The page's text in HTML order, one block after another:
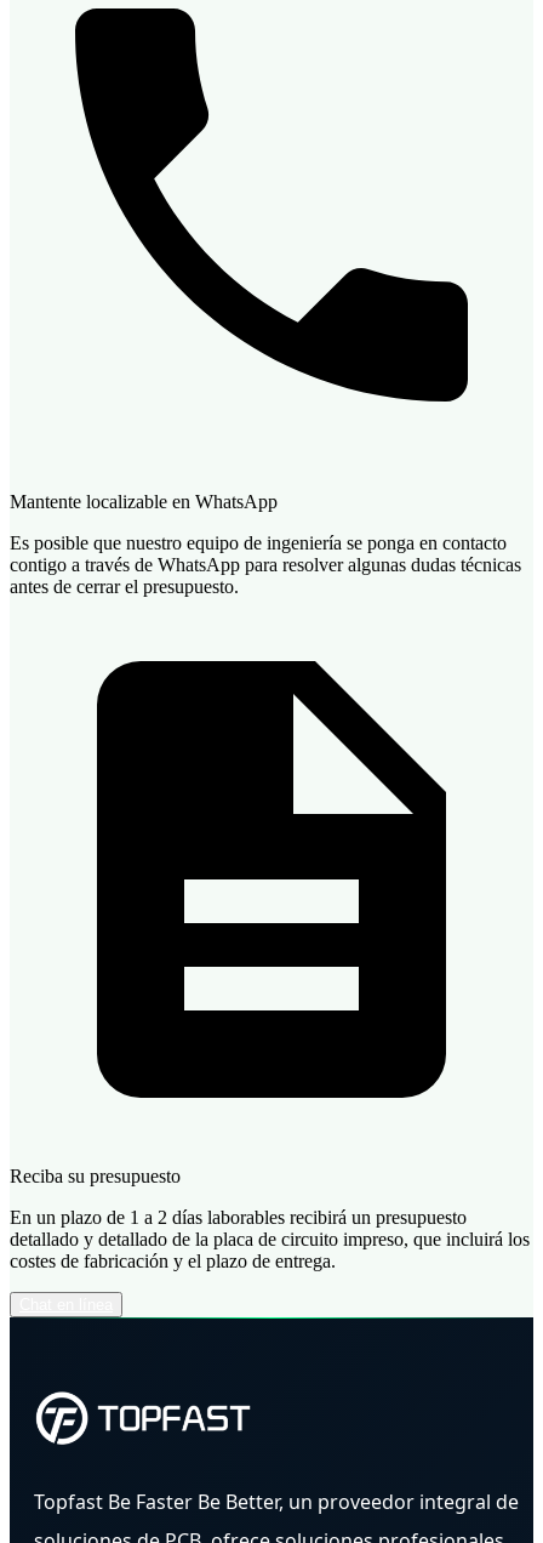
Mantente localizable en WhatsApp
Es posible que nuestro equipo de ingeniería se ponga en contacto
contigo a través de WhatsApp para resolver algunas dudas técnicas
antes de cerrar el presupuesto.
Reciba su presupuesto
En un plazo de 1 a 2 días laborables recibirá un presupuesto
detallado y detallado de la placa de circuito impreso, que incluirá los
costes de fabricación y el plazo de entrega.
Topfast Be Faster Be Better, un proveedor integral de